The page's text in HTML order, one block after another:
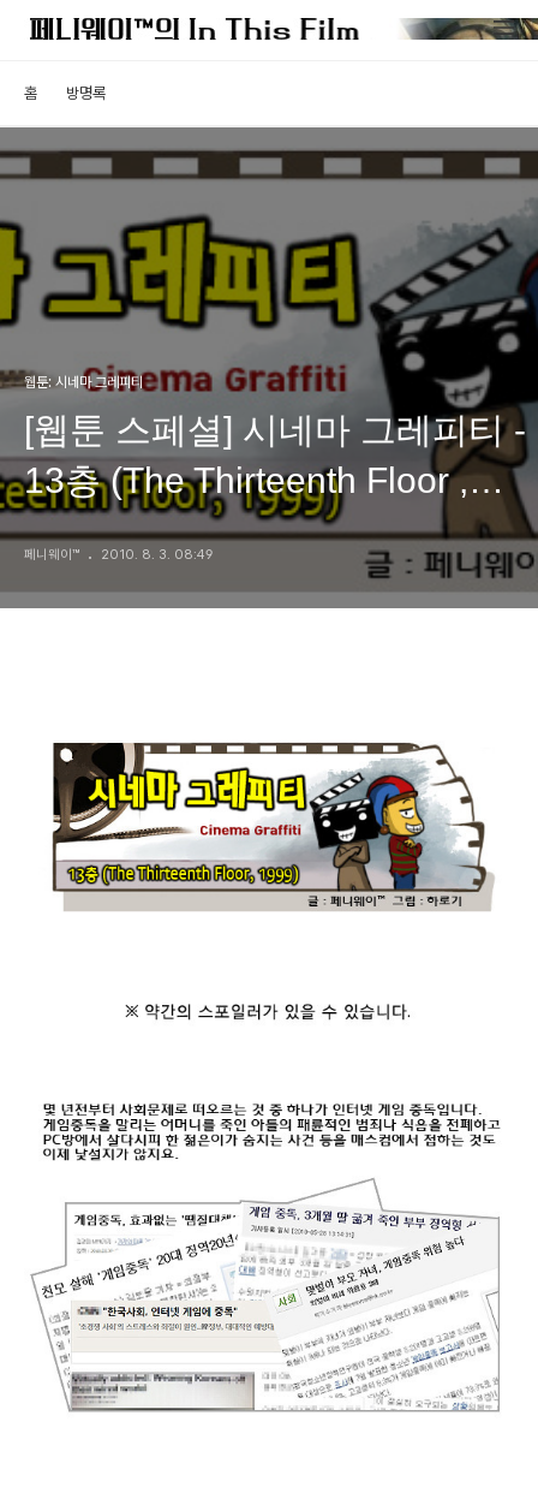
홈 방명록
웹툰: 시네마 그레피티
[웹툰 스페셜] 시네마 그레피티 -
13층 (The Thirteenth Floor ,
1999)
페니웨이™ 2010. 8. 3. 08:49